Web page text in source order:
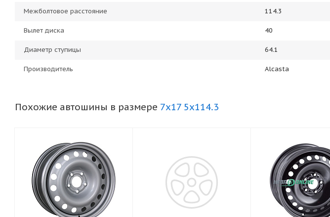
Межболтовое расстояние 114.3
Вылет диска 40
Диаметр ступицы 64.1
Производитель Alcasta
Похожие автошины в размере 7x17 5x114.3